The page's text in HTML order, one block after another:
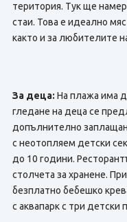
територия. Тук ще
стаи. Това е идеално
както и за любителите
За деца: На плажа има
гледане на деца се
допълнително
с неотопляем детски
до 10 години.
столчета за хранене.
безплатно бебешко
с аквапарк с три детски